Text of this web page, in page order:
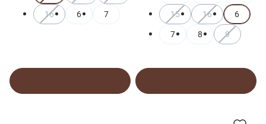
16 6 7 15 16 6
7 8 9